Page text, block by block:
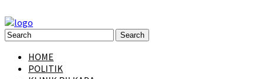
HOME
POLITIK